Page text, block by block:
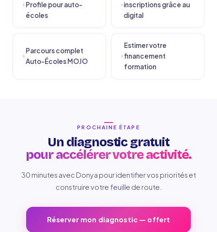
Profile pour auto-
écoles
inscriptions grâce au
digital
Parcours complet
Auto-Écoles MOJO
Estimer votre
financement
formation
PROCHAINE ÉTAPE
Un diagnostic gratuit
pour accélérer votre activité.
30 minutes avec Donya pour identifier vos priorités et
construire votre feuille de route.
Réserver mon diagnostic — offert